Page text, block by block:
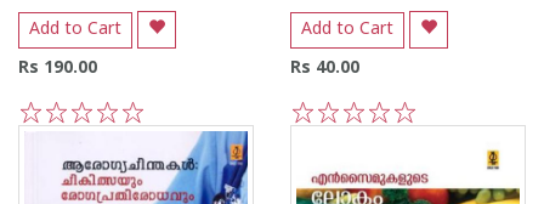
Add to Cart
Rs 190.00
1
Add to Cart
Rs 40.00